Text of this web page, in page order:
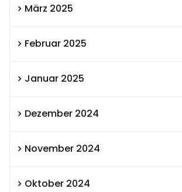
März 2025
Februar 2025
Januar 2025
Dezember 2024
November 2024
Oktober 2024